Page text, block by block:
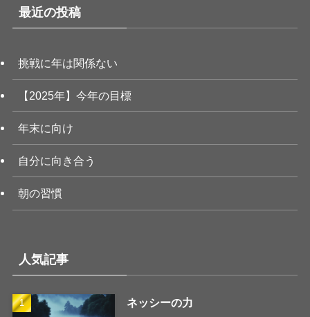
最近の投稿
挑戦に年は関係ない
【2025年】今年の目標
年末に向け
自分に向き合う
朝の習慣
人気記事
ネッシーの力